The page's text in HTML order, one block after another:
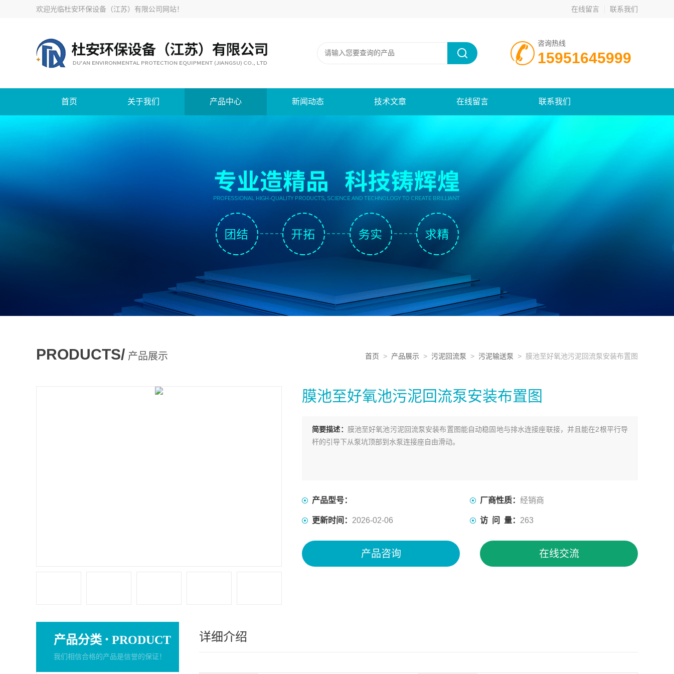
欢迎光临杜安环保设备（江苏）有限公司网站！ 在线留言 联系我们
咨询热线
15951645999
首页 关于我们 产品中心 新闻动态 技术文章 在线留言 联系我们
PRODUCTS/ 产品展示 首页 > 产品展示 > 污泥回流泵 > 污泥输送泵 > 膜池至好氧池污泥回流泵安装布置图
膜池至好氧池污泥回流泵安装布置图
简要描述： 膜池至好氧池污泥回流泵安装布置图能自动稳固地与排水连接座联接，并且能在2根平行导
杆的引导下从泵坑顶部到水泵连接座自由滑动。
产品型号： 厂商性质： 经销商
更新时间： 2026-02-06 访 问 量： 263
产品咨询 在线交流
产品分类 · PRODUCT
我们相信合格的产品是信誉的保证！
详细介绍